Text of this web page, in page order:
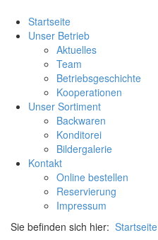
Startseite
Unser Betrieb
Aktuelles
Team
Betriebsgeschichte
Kooperationen
Unser Sortiment
Backwaren
Konditorei
Bildergalerie
Kontakt
Online bestellen
Reservierung
Impressum
Sie befinden sich hier: Startseite